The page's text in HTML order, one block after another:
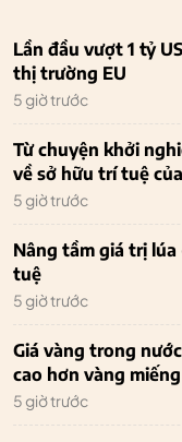
Lần đầu vượt 1 tỷ
thị trường EU
5 giờ trước
Từ chuyện khởi
về sở hữu trí tuệ
5 giờ trước
Nâng tầm giá trị
tuệ
5 giờ trước
Giá vàng trong
cao hơn vàng miếng
5 giờ trước